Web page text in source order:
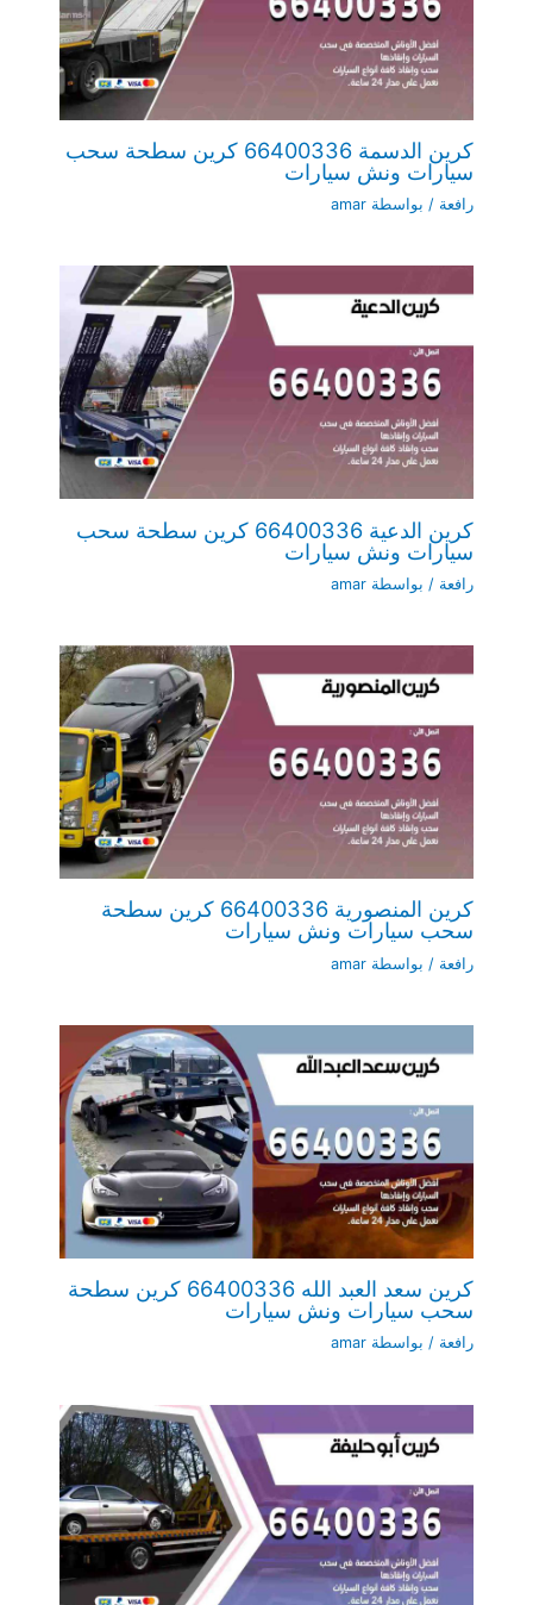
كرين الدسمة 66400336 كرين سطحة سحب
سيارات ونش سيارات
رافعة / بواسطة amar
كرين الدعية 66400336 كرين سطحة سحب
سيارات ونش سيارات
رافعة / بواسطة amar
كرين المنصورية 66400336 كرين سطحة
سحب سيارات ونش سيارات
رافعة / بواسطة amar
كرين سعد العبد الله 66400336 كرين سطحة
سحب سيارات ونش سيارات
رافعة / بواسطة amar